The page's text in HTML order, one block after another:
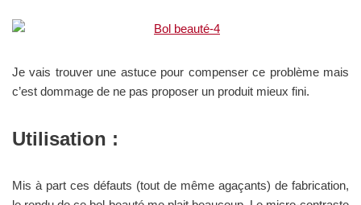
Je vais trouver une astuce pour compenser ce problème mais
c’est dommage de ne pas proposer un produit mieux fini.
Utilisation :
Mis à part ces défauts (tout de même agaçants) de fabrication,